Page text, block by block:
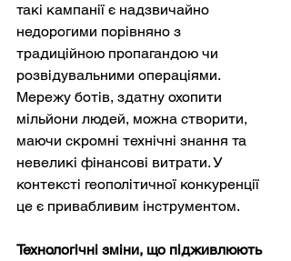
такі кампанії є надзвичайно
недорогими порівняно з
традиційною пропагандою чи
розвідувальними операціями.
Мережу ботів, здатну охопити
мільйони людей, можна створити,
маючи скромні технічні знання та
невеликі фінансові витрати. У
контексті геополітичної конкуренції
це є привабливим інструментом.
Технологічні зміни, що підживлюють